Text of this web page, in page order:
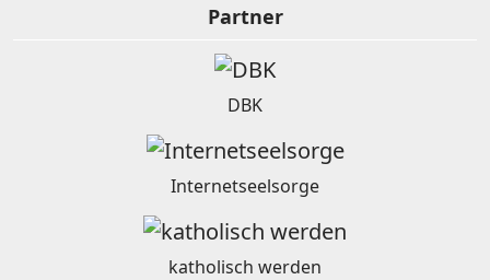
Partner
DBK
Internetseelsorge
katholisch werden